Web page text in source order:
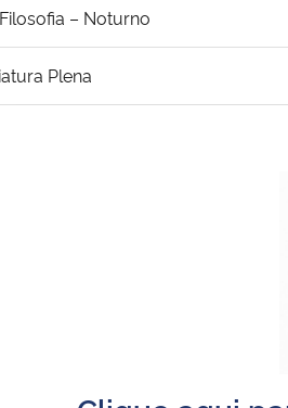
– Noturno
Plena